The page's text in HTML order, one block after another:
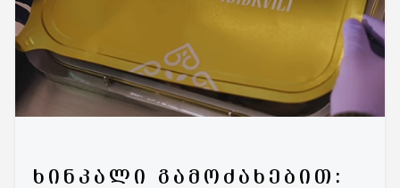
ᲮᲘᲜᲙᲐᲚᲘ ᲒᲐᲛᲝᲫᲐᲮᲔᲑᲘᲗ: